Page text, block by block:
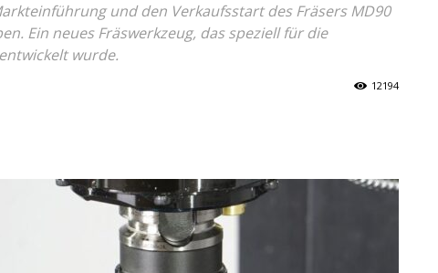
und den Verkaufsstart des Fräsers MD90
Ein neues Fräswerkzeug, das speziell für die
wurde.
12194